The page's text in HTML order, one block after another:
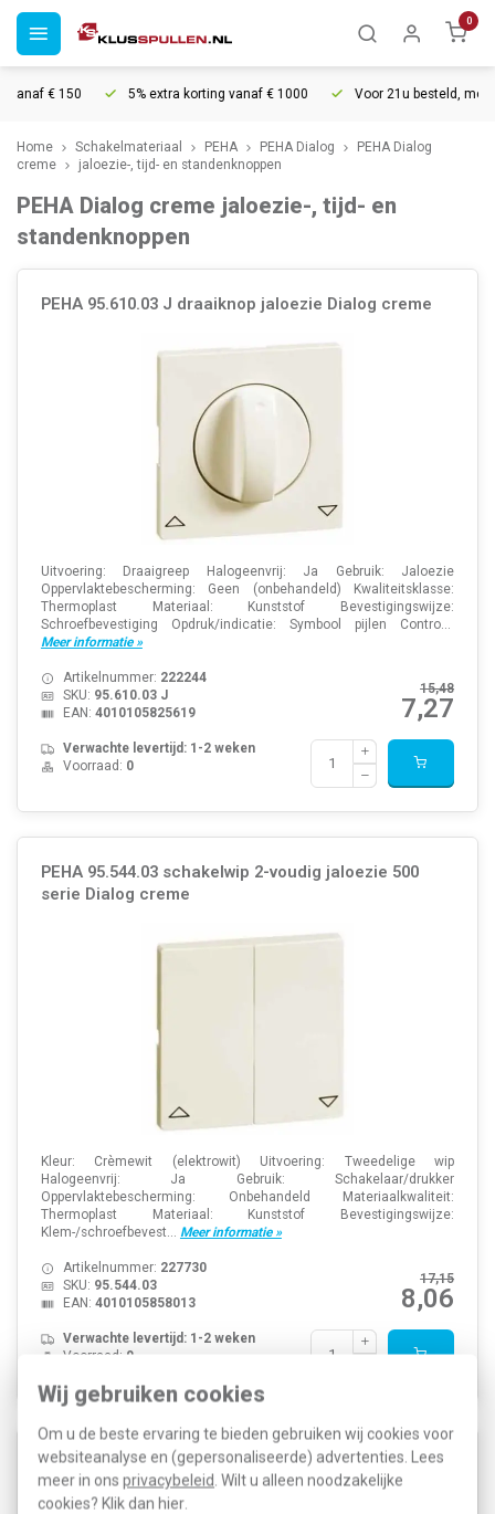
Wij gebruiken cookies
Om u de beste ervaring te bieden gebruiken wij cookies voor
websiteanalyse en (gepersonaliseerde) advertenties. Lees
meer in ons privacybeleid. Wilt u alleen noodzakelijke
cookies? Klik dan hier.
0
€ 150 5% extra korting vanaf € 1000 Voor 21u besteld,
Home Schakelmateriaal PEHA PEHA Dialog
PEHA Dialog
creme
jaloezie-, tijd- en standenknoppen
PEHA Dialog creme jaloezie-, tijd- en
standenknoppen
PEHA 95.610.03 J draaiknop jaloezie Dialog creme
Uitvoering: Draaigreep Halogeenvrij: Ja Gebruik: Jaloezie
Oppervlaktebescherming: Geen (onbehandeld) Kwaliteitsklasse:
Thermoplast Materiaal: Kunststof Bevestigingswijze:
Schroefbevestiging Opdruk/indicatie: Symbool pijlen Contro...
Meer informatie »
15,48
7,27
Artikelnummer: 222244
SKU: 95.610.03 J
EAN: 4010105825619
Verwachte levertijd: 1-2 weken
Voorraad: 0
PEHA 95.544.03 schakelwip 2-voudig jaloezie 500
serie Dialog creme
Kleur: Crèmewit (elektrowit) Uitvoering: Tweedelige wip
Halogeenvrij: Ja Gebruik: Schakelaar/drukker
Oppervlaktebescherming: Onbehandeld Materiaalkwaliteit:
Thermoplast Materiaal: Kunststof Bevestigingswijze:
Klem-/schroefbevest... Meer informatie »
17,15
8,06
Artikelnummer: 227730
SKU: 95.544.03
EAN: 4010105858013
Verwachte levertijd: 1-2 weken
Voorraad: 0
PEHA 95.644.03 schakelwip 2-voudig jaloezie 600
serie Dialog creme